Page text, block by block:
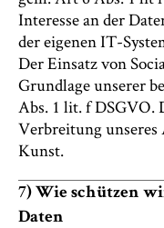
Interesse an der
der eigenen IT-
Der Einsatz von
Grundlage unserer
Abs. 1 lit. f DSGVO.
Verbreitung
Kunst.
7) Wie schützen
Daten